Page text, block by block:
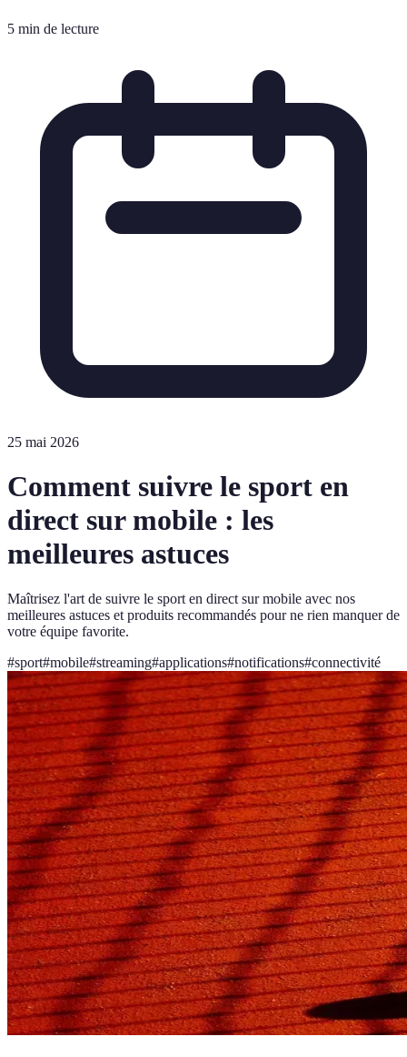
5 min de lecture
25 mai 2026
Comment suivre le sport en
direct sur mobile : les
meilleures astuces
Maîtrisez l'art de suivre le sport en direct sur mobile avec nos
meilleures astuces et produits recommandés pour ne rien manquer de
votre équipe favorite.
#sport#mobile#streaming#applications#notifications#connectivité